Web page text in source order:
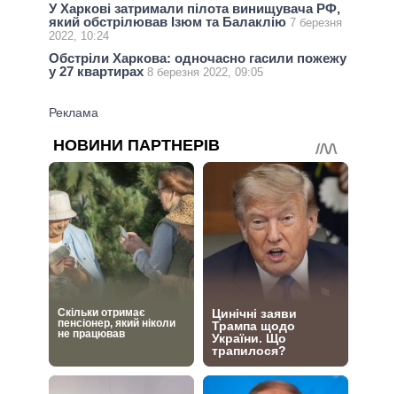
У Харкові затримали пілота винищувача РФ,
який обстрілював Ізюм та Балаклію 7 березня
2022, 10:24
Обстріли Харкова: одночасно гасили пожежу
у 27 квартирах 8 березня 2022, 09:05